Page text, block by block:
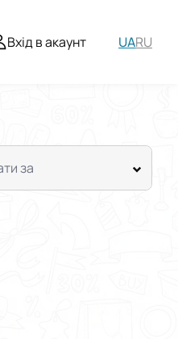
Вхід в акаунт UARU
за